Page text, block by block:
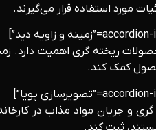
مورد استفاده قرار می‌گیرند.
ریخته‌ گری اهمیت دارد.
کمک کند.
و جریان مواد مذاب در
ثبت کند.